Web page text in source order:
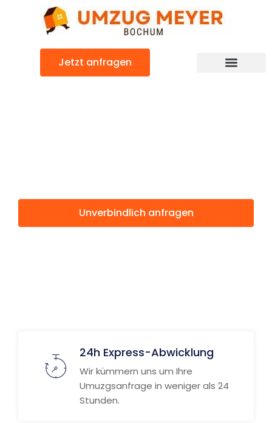
Jetzt anfragen
Unverbindlich anfragen
24h Express-Abwicklung
Wir kümmern uns um Ihre
Umuzgsanfrage in weniger als 24
Stunden.